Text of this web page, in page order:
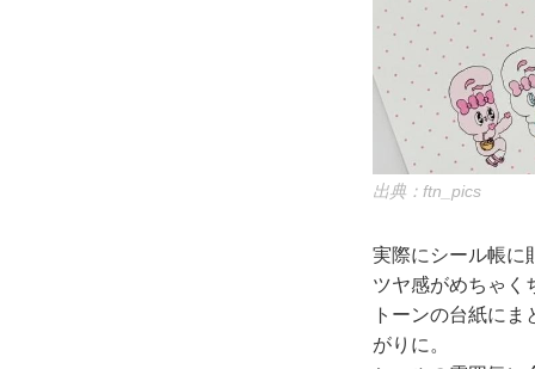
出典：ftn_pics
実際にシール帳に
ツヤ感がめちゃく
トーンの台紙に
がりに。